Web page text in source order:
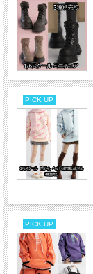
PICK UP
PICK UP